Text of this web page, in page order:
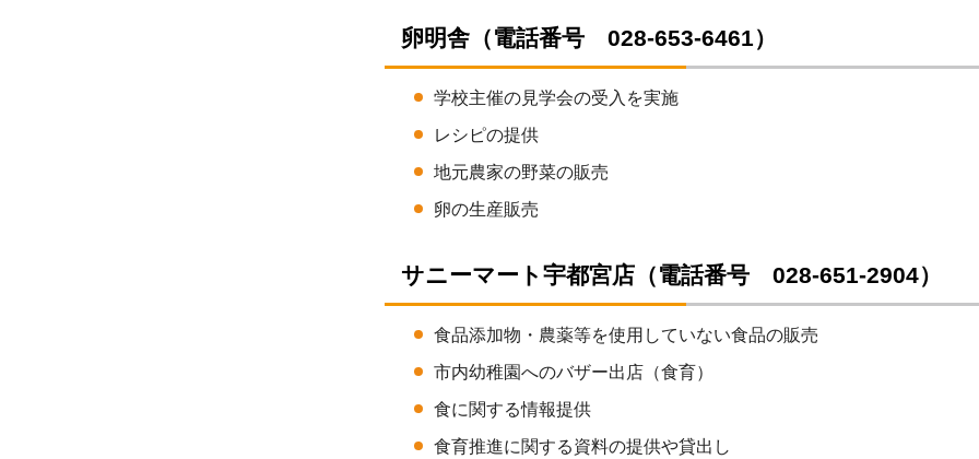
卵明舎（電話番号 028-653-6461）
学校主催の見学会の受入を実施
レシピの提供
地元農家の野菜の販売
卵の生産販売
サニーマート宇都宮店（電話番号 028-651-2904）
食品添加物・農薬等を使用していない食品の販売
市内幼稚園へのバザー出店（食育）
食に関する情報提供
食育推進に関する資料の提供や貸出し